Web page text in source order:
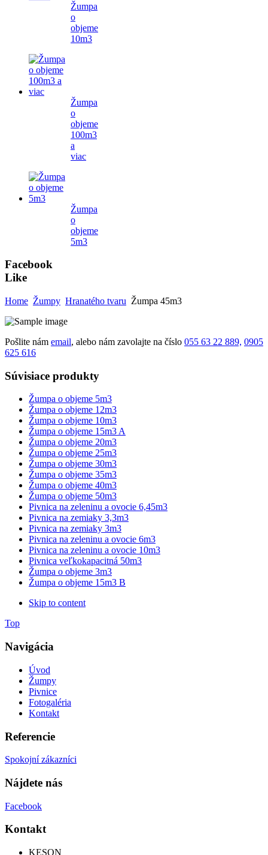
Žumpa
o
objeme
10m3
Žumpa
o
objeme
100m3
a
viac
Žumpa
o
objeme
5m3
Facebook
Like
Home Žumpy Hranatého tvaru Žumpa 45m3
Pošlite nám email, alebo nám zavolajte na číslo 055 63 22 889, 0905
625 616
Súvisiace produkty
Žumpa o objeme 5m3
Žumpa o objeme 12m3
Žumpa o objeme 10m3
Žumpa o objeme 15m3 A
Žumpa o objeme 20m3
Žumpa o objeme 25m3
Žumpa o objeme 30m3
Žumpa o objeme 35m3
Žumpa o objeme 40m3
Žumpa o objeme 50m3
Pivnica na zeleninu a ovocie 6,45m3
Pivnica na zemiaky 3,3m3
Pivnica na zemiaky 3m3
Pivnica na zeleninu a ovocie 6m3
Pivnica na zeleninu a ovocie 10m3
Pivnica veľkokapacitná 50m3
Žumpa o objeme 3m3
Žumpa o objeme 15m3 B
Skip to content
Top
Navigácia
Úvod
Žumpy
Pivnice
Fotogaléria
Kontakt
Referencie
Spokojní zákazníci
Nájdete nás
Facebook
Kontakt
KESON